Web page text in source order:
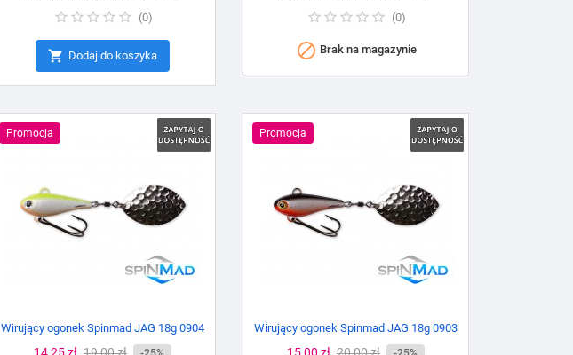
(0)
 Dodaj do koszyka
(0)
 Brak na magazynie
Promocja
Wirujący ogonek Spinmad JAG 18g 0904
Promocja
Wirujący ogonek Spinmad JAG 18g 0903